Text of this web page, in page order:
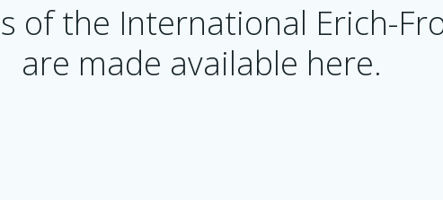
of the International Erich-
are made available here.